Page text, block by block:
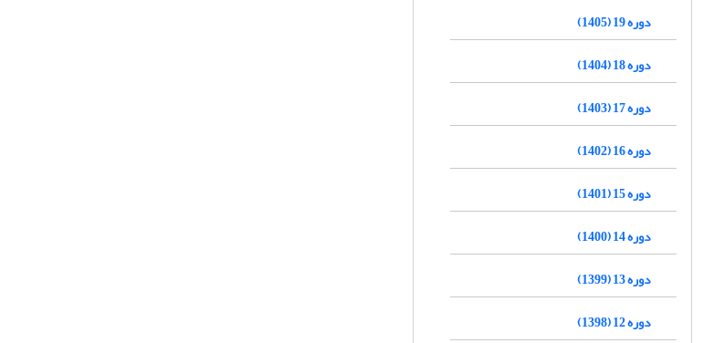
دوره 19 (1405)
دوره 18 (1404)
دوره 17 (1403)
دوره 16 (1402)
دوره 15 (1401)
دوره 14 (1400)
دوره 13 (1399)
دوره 12 (1398)